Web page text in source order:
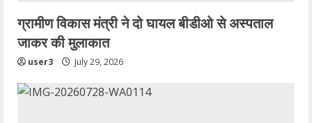
ग्रामीण विकास मंत्री ने दो घायल बीडीओ से अस्पताल
जाकर की मुलाकात
user3 July 29, 2026